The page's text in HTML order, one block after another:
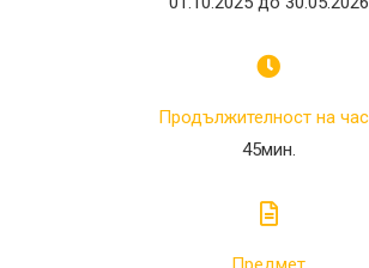
Продължителност на
45мин.